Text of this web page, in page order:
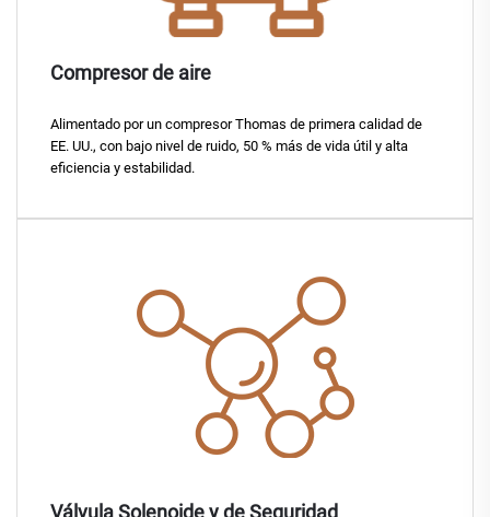
Compresor de aire
Alimentado por un compresor Thomas de primera calidad de
EE. UU., con bajo nivel de ruido, 50 % más de vida útil y alta
eficiencia y estabilidad.